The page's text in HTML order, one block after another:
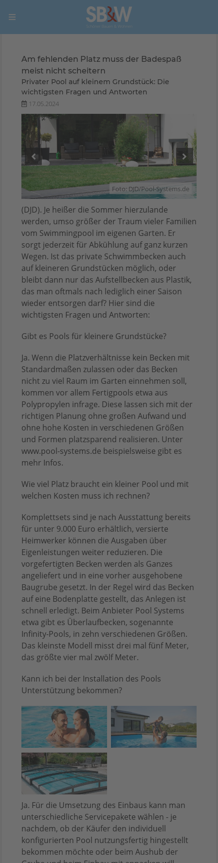
Am fehlenden Platz muss der Badespaß
meist nicht scheitern
Privater Pool auf kleinem Grundstück: Die
wichtigsten Fragen und Antworten
17.05.2024
Foto: DJD/Pool-Systems.de
(DJD). Je heißer die Sommer hierzulande
werden, umso größer der Traum vieler Familien
vom Swimmingpool im eigenen Garten. Er
sorgt jederzeit für Abkühlung auf ganz kurzen
Wegen. Ist das private Schwimmbecken auch
auf kleineren Grundstücken möglich, oder
bleibt dann nur das Aufstellbecken aus Plastik,
das man oftmals nach lediglich einer Saison
wieder entsorgen darf? Hier sind die
wichtigsten Fragen und Antworten:
Gibt es Pools für kleinere Grundstücke?
Ja. Wenn die Platzverhältnisse kein Becken mit
Standardmaßen zulassen oder das Becken
nicht zu viel Raum im Garten einnehmen soll,
kommen vor allem Fertigpools etwa aus
Polypropylen infrage. Diese lassen sich mit der
richtigen Planung ohne großen Aufwand und
ohne hohe Kosten in verschiedenen Größen
und Formen platzsparend realisieren. Unter
www.pool-systems.de beispielsweise gibt es
mehr Infos.
Wie viel Platz braucht ein kleiner Pool und mit
welchen Kosten muss ich rechnen?
Komplettsets sind je nach Ausstattung bereits
für unter 9.000 Euro erhältlich, versierte
Heimwerker können die Ausgaben über
Eigenleistungen weiter reduzieren. Die
vorgefertigten Becken werden als Ganzes
angeliefert und in eine vorher ausgehobene
Baugrube gesetzt. In der Regel wird das Becken
auf eine Bodenplatte gestellt, das Anlegen ist
schnell erledigt. Beim Anbieter Pool Systems
etwa gibt es Überlaufbecken, sogenannte
Infinity-Pools, in zehn verschiedenen Größen.
Das kleinste Modell misst drei mal fünf Meter,
das größte vier mal zwölf Meter.
Kann ich bei der Installation des Pools
Unterstützung bekommen?
Ja. Für die Umsetzung des Einbaus kann man
unterschiedliche Servicepakete wählen - je
nachdem, ob der Käufer den individuell
konfigurierten Pool nutzungsfertig hingestellt
bekommen möchte oder beim Aushub der